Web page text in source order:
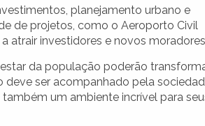
planejamento urbano e
de projetos, como o Aeroporto Civil
atrair investidores e novos
da população poderão
deve ser acompanhado pela
um ambiente incrível para